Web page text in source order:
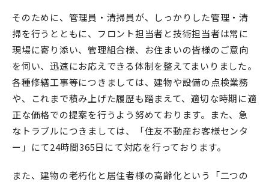
そのために、管理員・清掃員が、しっかりした管理・清
掃を行うとともに、フロント担当者と技術担当者は常に
現場に寄り添い、管理組合様、お住まいの皆様のご意向
を伺い、迅速にお応えできる体制を整えてまいりました。
各種修繕工事等につきましては、建物や設備の点検業務
や、これまで積み上げた履歴も踏まえて、適切な時期に適
正な価格での提案を行うよう努めております。また、急
なトラブルにつきましては、「住友不動産お客様センタ
ー」にて24時間365日にて対応を行っております。
また、建物の老朽化と居住者様の高齢化という「二つの